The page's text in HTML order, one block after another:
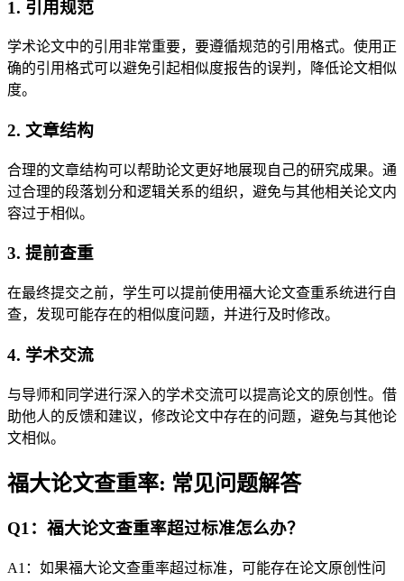
1. 引用规范
学术论文中的引用非常重要，要遵循规范的引用格式。使用正
确的引用格式可以避免引起相似度报告的误判，降低论文相似
度。
2. 文章结构
合理的文章结构可以帮助论文更好地展现自己的研究成果。通
过合理的段落划分和逻辑关系的组织，避免与其他相关论文内
容过于相似。
3. 提前查重
在最终提交之前，学生可以提前使用福大论文查重系统进行自
查，发现可能存在的相似度问题，并进行及时修改。
4. 学术交流
与导师和同学进行深入的学术交流可以提高论文的原创性。借
助他人的反馈和建议，修改论文中存在的问题，避免与其他论
文相似。
福大论文查重率: 常见问题解答
Q1：福大论文查重率超过标准怎么办？
A1：如果福大论文查重率超过标准，可能存在论文原创性问